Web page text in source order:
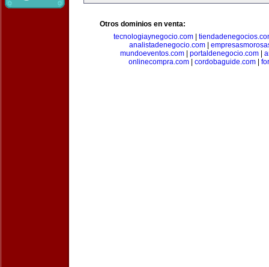
Otros dominios en venta:
tecnologiaynegocio.com
analistadenegocio.com
mundoeventos.com| portaldenegocio.com|
onlinecompra.com| cordobaguide.com|